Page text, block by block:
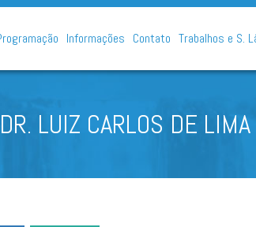
Informações Contato Trabalhos e S.
LUIZ CARLOS DE